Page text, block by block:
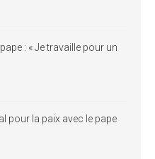
: « Je travaille pour un
pour la paix avec le pape